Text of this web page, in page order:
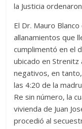
la Justicia
El Dr. Mauro
allanamientos que
cumplimentó en el
ubicado en
negativos, en
las 4:20 de la
Re sin número, la
vivienda de Juan
procedió al